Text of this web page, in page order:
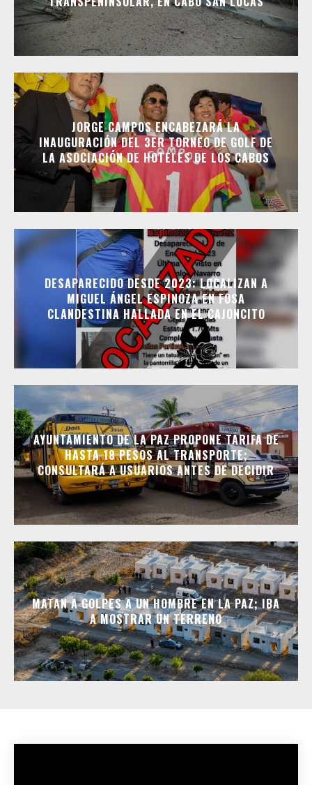
JORGE CAMPOS ENCABEZARÁ LA
INAUGURACIÓN DEL 3ER TORNEO DE GOLF DE
LA ASOCIACIÓN DE HOTELES DE LOS CABOS
DESAPARECIDO DESDE 2023: LOCALIZAN A
MIGUEL ÁNGEL ESPINOZA EN FOSA
CLANDESTINA HALLADA EN EL CAJONCITO
AYUNTAMIENTO DE LA PAZ PROPONE TARIFA DE
HASTA 18 PESOS AL TRANSPORTE;
CONSULTARÁ A USUARIOS ANTES DE DECIDIR
MATAN A GOLPES A UN HOMBRE EN LA PAZ; IBA
A MOSTRAR UN TERRENO